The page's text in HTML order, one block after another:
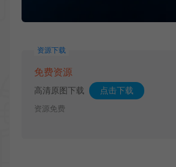
资源下载
免费资源
高清原图下载 点击下载
资源免费